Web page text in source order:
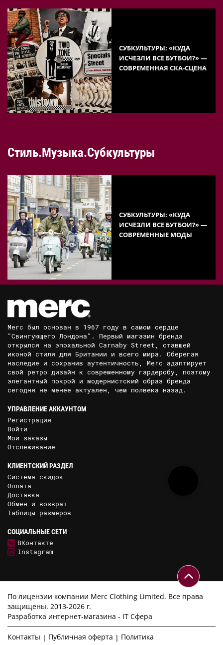
СУБКУЛЬТУРЫ: «КУДА
ИСЧЕЗЛИ ВСЕ БУТБОИ?» —
СОВРЕМЕННАЯ СКА-СЦЕНА
Стиль.Музыка.Субкультуры
СУБКУЛЬТУРЫ: «КУДА
ИСЧЕЗЛИ ВСЕ БУТБОИ?» —
СОВРЕМЕННЫЕ МОДЫ
Merc был основан в 1967 году в самом сердце
"Свингующего Лондона". Первый магазин бренда
открылся на эпохальной Carnaby Street, ставшей
иконой стиля для Британии и всего мира. Оберегая
наследие и сохранив аутентичность, Merc адаптирует
свой ретро дизайн к современному гардеробу, поэтому
элегантный покрой и модернистский образ бренда
сегодня не менее актуален, чем полвека назад.
УПРАВЛЕНИЕ АККАУНТОМ
Регистрация
Войти
Мои заказы
Отслеживание
КЛИЕНТСКИЙ РАЗДЕЛ
Система скидок
Оплата
Доставка
Обмен и возврат
Таблицы размеров
СОЦИАЛЬНЫЕ СЕТИ
ВКонтакте
Instagram
По лицензии компании Merc Clothing Limited. Все права
защищены. 2013-2026 г.
Разработка интернет-магазина - IT Сфера
Контакты Публичная оферта
Политика